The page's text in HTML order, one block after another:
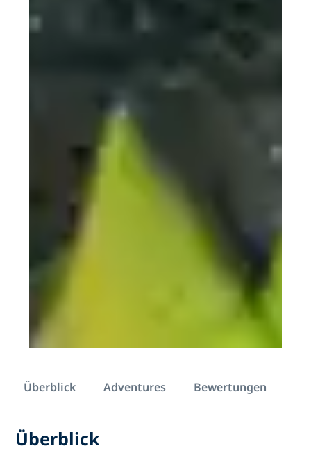
Überblick Adventures Bewertungen
Überblick